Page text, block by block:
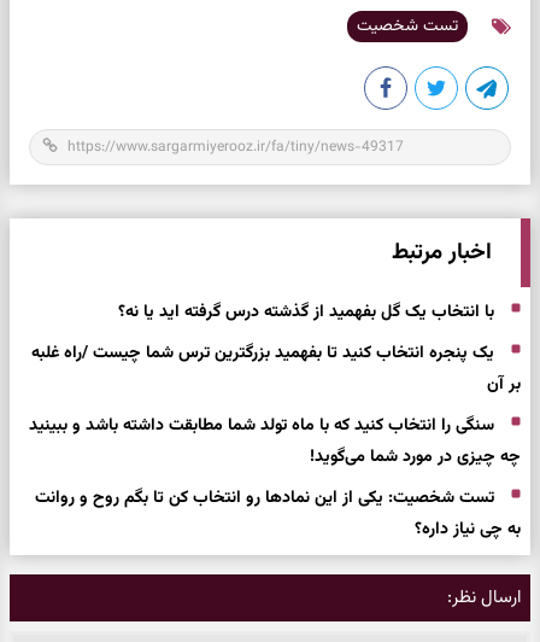
تست شخصیت
اخبار مرتبط
با انتخاب یک گل بفهمید از گذشته درس گرفته اید یا نه؟
یک پنجره انتخاب کنید تا بفهمید بزرگترین ترس شما چیست /راه غلبه
بر آن
سنگی را انتخاب کنید که با ماه تولد شما مطابقت داشته باشد و ببینید
چه چیزی در مورد شما می‌گوید!
تست شخصیت: یکی از این نمادها رو انتخاب کن تا بگم روح و روانت
به چی نیاز داره؟
ارسال نظر: